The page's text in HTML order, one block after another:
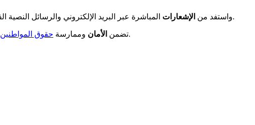
لتبسيط إجراءاتك، قم بالتسجيل على rendezvousprefecture.com واستفد من الإشعارات المباشرة عبر البريد الإلكتروني والرسائل النصية القصيرة بمجرد فتح المواعيد.
تضمن الأمان وممارسة حقوق المواطنين من قبل المكتب، الذي يسهل أيضًا الوصول إلى خدماته بفضل هذا النظام الجديد للإشعارات.